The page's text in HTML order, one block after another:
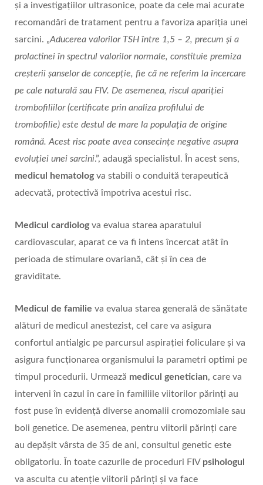
și a investigațiilor ultrasonice, poate da cele mai acurate
recomandări de tratament pentru a favoriza apariția unei
sarcini. „Aducerea valorilor TSH între 1,5 – 2, precum și a
prolactinei în spectrul valorilor normale, constituie premiza
creșterii șanselor de concepție, fie că ne referim la încercare
pe cale naturală sau FIV. De asemenea, riscul apariției
trombofiliilor (certificate prin analiza profilului de
trombofilie) este destul de mare la populația de origine
română. Acest risc poate avea consecințe negative asupra
evoluției unei sarcini.”, adaugă specialistul. În acest sens,
medicul hematologva stabili o conduită terapeutică
adecvată, protectivă împotriva acestui risc.
Medicul cardiologva evalua starea aparatului
cardiovascular, aparat ce va fi intens încercat atât în
perioada de stimulare ovariană, cât și în cea de
graviditate.
Medicul de familie va evalua starea generală de sănătate
alături de medicul anestezist, cel care va asigura
confortul antialgic pe parcursul aspirației foliculare și va
asigura funcționarea organismului la parametri optimi pe
timpul procedurii. Urmează medicul genetician, care va
interveni în cazul în care în familiile viitorilor părinți au
fost puse în evidență diverse anomalii cromozomiale sau
boli genetice. De asemenea, pentru viitorii părinți care
au depășit vârsta de 35 de ani, consultul genetic este
obligatoriu. În toate cazurile de proceduri FIV psihologul
va asculta cu atenție viitorii părinți și va face